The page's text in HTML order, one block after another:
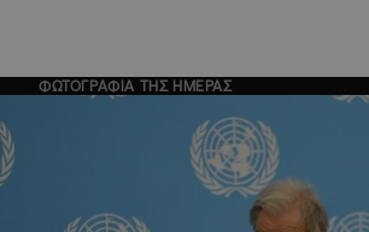
ΦΩΤΟΓΡΑΦΙΑ ΤΗΣ ΗΜΕΡΑΣ